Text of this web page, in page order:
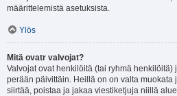
määrittelemistä asetuksista.
Ylös
Mitä ovatr valvojat?
Valvojat ovat henkilöitä (tai ryhmä henkilöitä)
perään päivittäin. Heillä on on valta muokata
siirtää, poistaa ja jakaa viestiketjuja niillä